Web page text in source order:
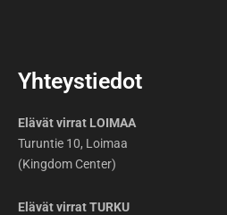
Yhteystiedot
Elävät virrat LOIMAA
Turuntie 10, Loimaa
(Kingdom Center)
Elävät virrat TURKU